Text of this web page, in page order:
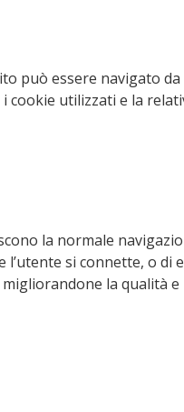
può essere navigato
cookie utilizzati e la
la normale
si connette, o
la qualità e